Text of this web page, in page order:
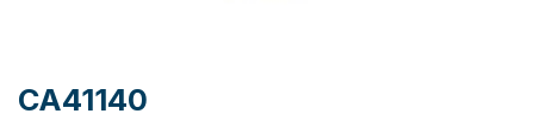
CA41140